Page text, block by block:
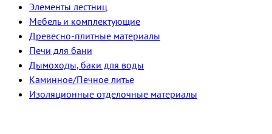
Элементы лестниц
Мебель и комплектующие
Древесно-плитные материалы
Печи для бани
Дымоходы, баки для воды
Каминное/Печное литье
Изоляционные отделочные материалы